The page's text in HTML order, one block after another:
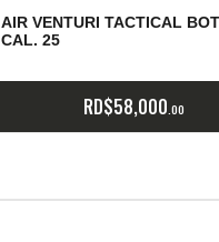
AIR VENTURI TACTICAL
CAL. 25
RD$58,000 00